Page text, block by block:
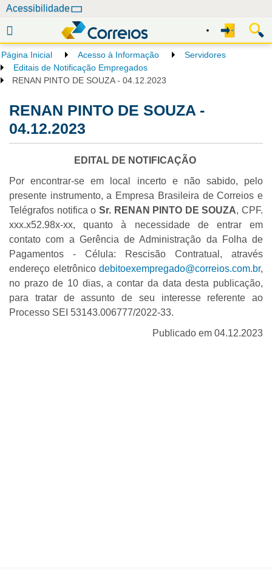
e
g
a
Acessibilidade
Página Inicial Acesso à Informação
Servidores
Editais de Notificação Empregados
RENAN PINTO DE SOUZA - 04.12.2023
RENAN PINTO DE SOUZA -
04.12.2023
EDITAL DE NOTIFICAÇÃO
Por encontrar-se em local incerto e não sabido, pelo
presente instrumento, a Empresa Brasileira de Correios e
Telégrafos notifica o Sr. RENAN PINTO DE SOUZA, CPF.
xxx.x52.98x-xx, quanto à necessidade de entrar em
contato com a Gerência de Administração da Folha de
Pagamentos - Célula: Rescisão Contratual, através
endereço eletrônico debitoexempregado@correios.com.br,
no prazo de 10 dias, a contar da data desta publicação,
para tratar de assunto de seu interesse referente ao
Processo SEI 53143.006777/2022-33.
Publicado em 04.12.2023